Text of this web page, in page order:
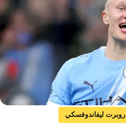
روبرت ليفاندوفسكي